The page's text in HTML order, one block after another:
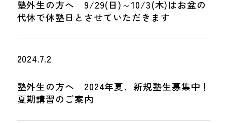
塾外生の方へ 9/29(日)～10/3(木)はお盆の
代休で休塾日とさせていただきます
2024.7.2
塾外生の方へ 2024年夏、新規塾生募集中！
夏期講習のご案内